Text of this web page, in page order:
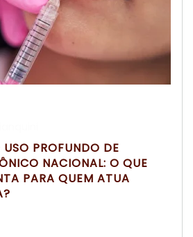
PROFUNDO DE
NACIONAL: O QUE
PARA QUEM ATUA